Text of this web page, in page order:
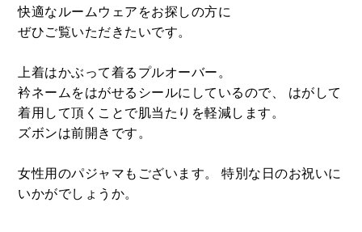
快適なルームウェアをお探しの方に
ぜひご覧いただきたいです。
上着はかぶって着るプルオーバー。
衿ネームをはがせるシールにしているので、 はがして
着用して頂くことで肌当たりを軽減します。
ズボンは前開きです。
女性用のパジャマもございます。 特別な日のお祝いに
いかがでしょうか。